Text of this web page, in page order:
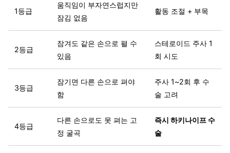
1등급
움직임이 부자연스럽지만
잠김 없음
활동 조절 + 부목
2등급
잠겨도 같은 손으로 펼 수
있음
스테로이드 주사 1
회 시도
3등급
잠기면 다른 손으로 펴야
함
주사 1~2회 후 수
술 고려
4등급
다른 손으로도 못 펴는 고
정 굴곡
즉시 하키나이프 수
술